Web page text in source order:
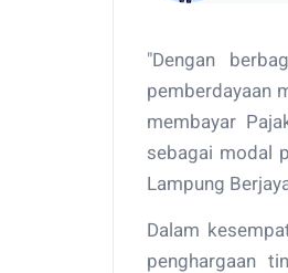
"Dengan
pemberdayaan
membayar
sebagai modal
Lampung
Dalam
penghargaan